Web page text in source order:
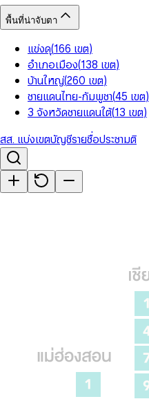
พื้นที่น่าจับตา
แข่งดุ(166 เขต)
อำเภอเมือง(138 เขต)
บ้านใหญ่(260 เขต)
ชายแดนไทย-กัมพูชา(45 เขต)
3 จังหวัดชายแดนใต้(13 เขต)
สส. แบ่งเขตบัญชีรายชื่อประชามติ